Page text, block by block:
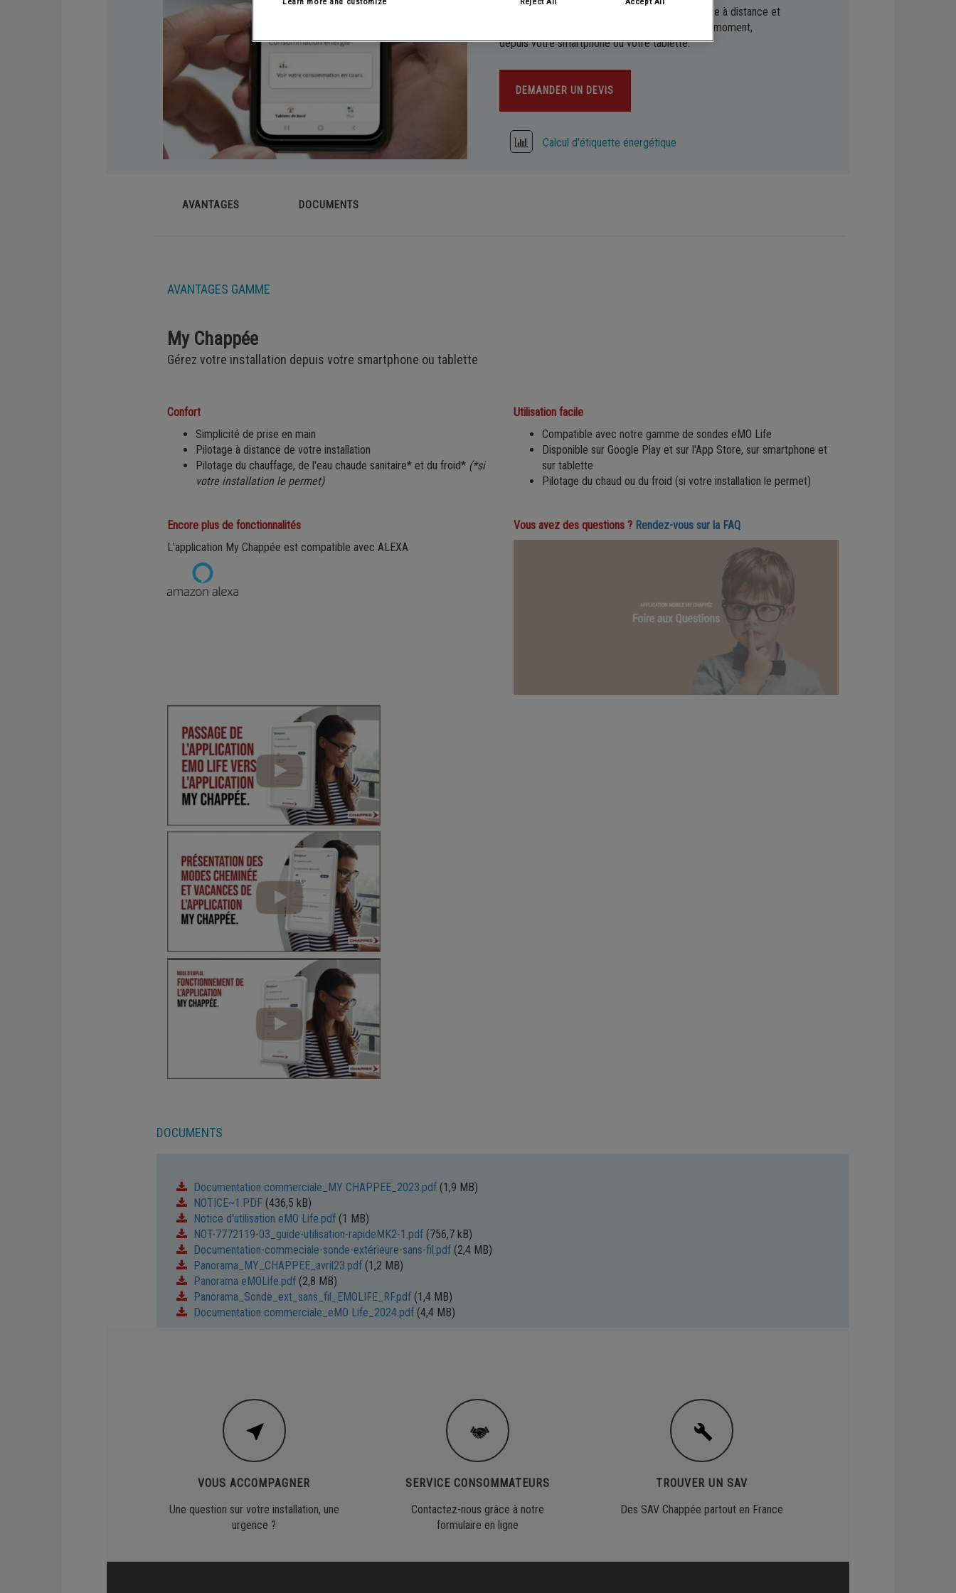
Chaudières sol gaz
Pompes à chaleur air/eau
Sondes d'ambiance connectées
Demandez un devis
installation de chauffage et d'eau chaude sanitaire à distance et
en toute simplicité, où que vous soyez et à tout moment,
depuis votre smartphone ou votre tablette.
DEMANDER UN DEVIS
Calcul d'étiquette énergétique
AVANTAGES DOCUMENTS
AVANTAGES GAMME
My Chappée
Gérez votre installation depuis votre smartphone ou tablette
Confort
Simplicité de prise en main
Pilotage à distance de votre installation
Pilotage du chauffage, de l'eau chaude sanitaire* et du froid* (*si
votre installation le permet)
Utilisation facile
Compatible avec notre gamme de sondes eMO Life
Disponible sur Google Play et sur l'App Store, sur smartphone et
sur tablette
Pilotage du chaud ou du froid (si votre installation le permet)
Encore plus de fonctionnalités
L'application My Chappée est compatible avec ALEXA
Vous avez des questions ? Rendez-vous sur la FAQ
DOCUMENTS
Documentation commerciale_MY CHAPPEE_2023.pdf (1,9 MB)
NOTICE~1.PDF (436,5 kB)
Notice d'utilisation eMO Life.pdf (1 MB)
NOT-7772119-03_guide-utilisation-rapideMK2-1.pdf (756,7 kB)
Documentation-commeciale-sonde-extérieure-sans-fil.pdf (2,4 MB)
Panorama_MY_CHAPPEE_avril23.pdf (1,2 MB)
Panorama eMOLife.pdf (2,8 MB)
Panorama_Sonde_ext_sans_fil_EMOLIFE_RF.pdf (1,4 MB)
Documentation commerciale_eMO Life_2024.pdf (4,4 MB)
VOUS ACCOMPAGNER
Une question sur votre installation, une
urgence ?
SERVICE CONSOMMATEURS
Contactez-nous grâce à notre
formulaire en ligne
TROUVER UN SAV
Des SAV Chappée partout en France